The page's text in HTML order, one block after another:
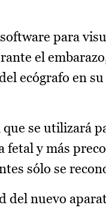
para
el
ecógrafo en
se utilizará
y más
sólo se
nuevo